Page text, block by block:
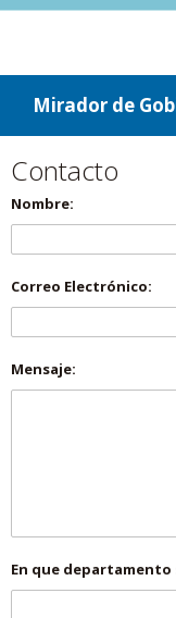
ir a contenido
ir al menú
Mirador de
Contacto
Nombre:
Correo Electrónico:
Mensaje:
En que departamento